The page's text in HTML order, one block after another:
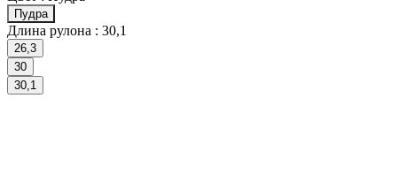
Пудра
Длина рулона : 30,1
26,3
30
30,1